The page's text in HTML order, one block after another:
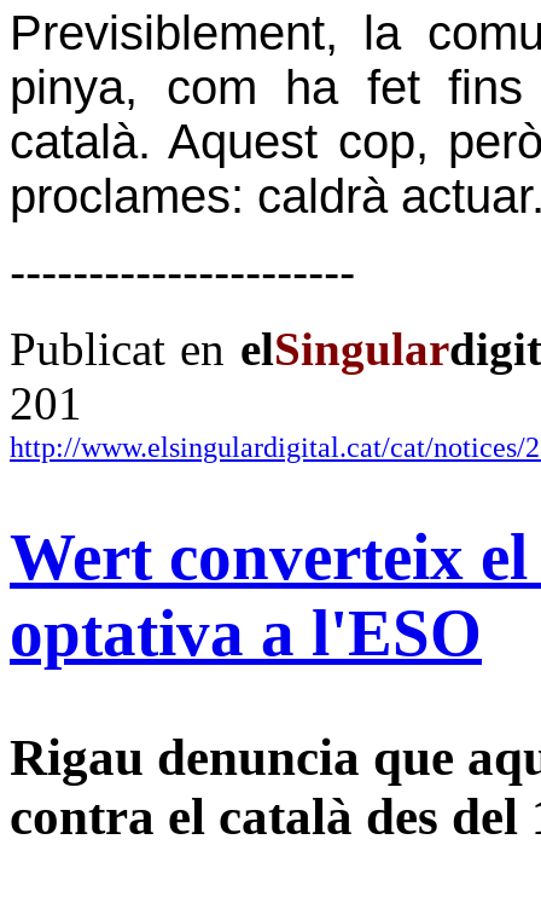
Previsiblement, la
pinya, com ha fet
català. Aquest cop,
proclames: caldrà
----------------------
Publicat en elSingular
201
http://www.elsingulardigital.cat/cat/notices/
Wert converteix
optativa a l'ESO
Rigau denuncia que
contra el català des del